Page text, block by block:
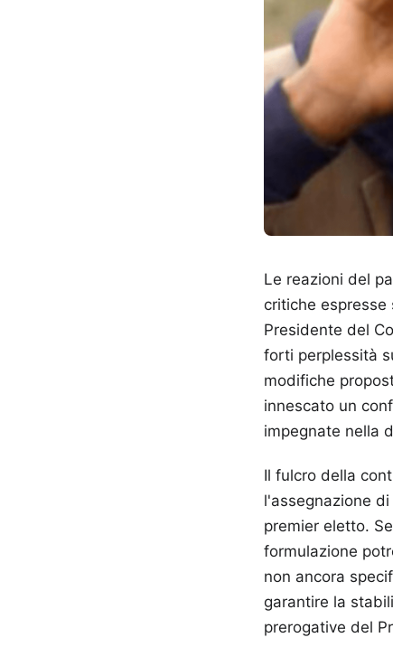
Le reazioni del
critiche
Presidente del
forti perplessità
modifiche
innescato un
impegnate nella
Il fulcro della
l'assegnazione
premier eletto.
formulazione
non ancora
garantire la
prerogative del